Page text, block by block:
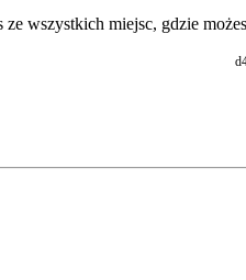
ze wszystkich miejsc, gdzie